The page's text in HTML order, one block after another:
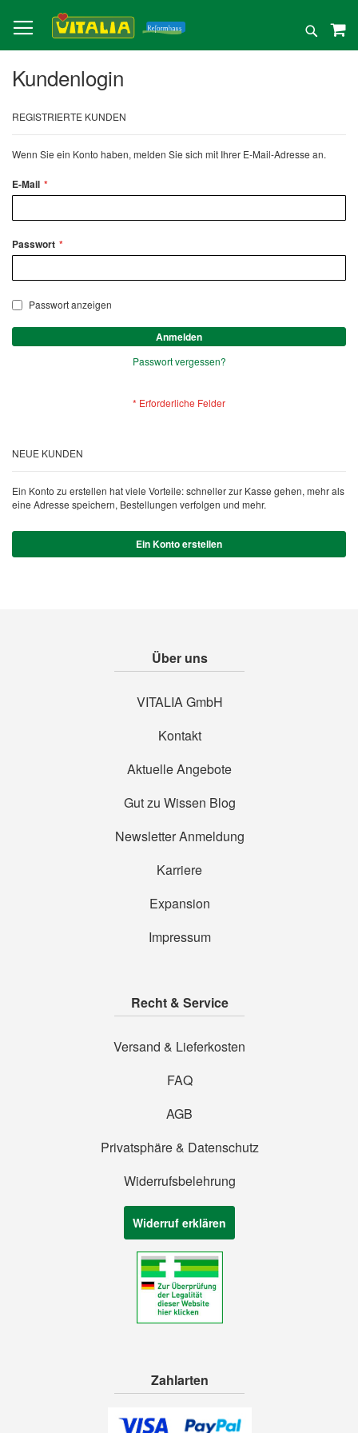
zum
Inhalt
Suche
Kundenlogin
REGISTRIERTE KUNDEN
Wenn Sie ein Konto haben, melden Sie sich mit Ihrer E-Mail-Adresse an.
E-Mail
Passwort
Passwort anzeigen
Anmelden
Passwort vergessen?
NEUE KUNDEN
Ein Konto zu erstellen hat viele Vorteile: schneller zur Kasse gehen, mehr als
eine Adresse speichern, Bestellungen verfolgen und mehr.
Ein Konto erstellen
Über uns
VITALIA GmbH
Kontakt
Aktuelle Angebote
Gut zu Wissen Blog
Newsletter Anmeldung
Karriere
Expansion
Impressum
Recht & Service
Versand & Lieferkosten
FAQ
AGB
Privatsphäre & Datenschutz
Widerrufsbelehrung
Widerruf erklären
Zahlarten